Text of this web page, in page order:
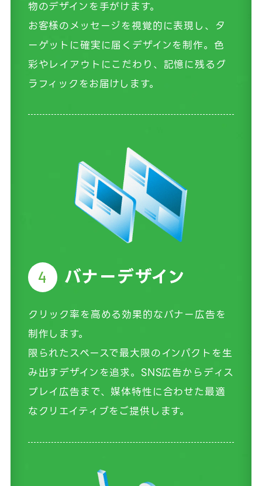
物のデザインを手がけます。
お客様のメッセージを視覚的に表現し、タ
ーゲットに確実に届くデザインを制作。色
彩やレイアウトにこだわり、記憶に残るグ
ラフィックをお届けします。
4 バナーデザイン
クリック率を高める効果的なバナー広告を
制作します。
限られたスペースで最大限のインパクトを生
み出すデザインを追求。SNS広告からディス
プレイ広告まで、媒体特性に合わせた最適
なクリエイティブをご提供します。